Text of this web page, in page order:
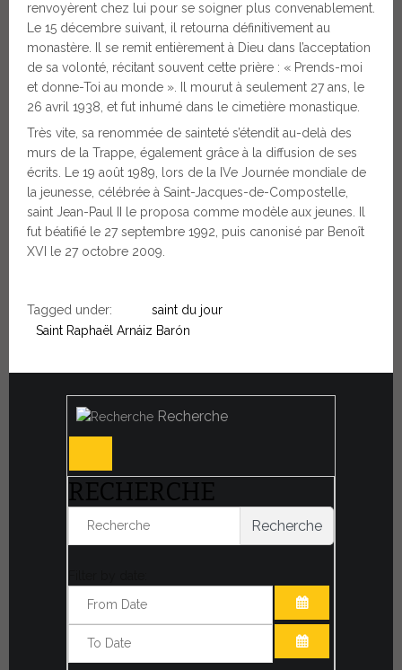
renvoyèrent chez lui pour se soigner plus convenablement.
Le 15 décembre suivant, il retourna définitivement au
monastère. Il se remit entièrement à Dieu dans l’acceptation
de sa volonté, récitant souvent cette prière : « Prends-moi
et donne-Toi au monde ». Il mourut à seulement 27 ans, le
26 avril 1938, et fut inhumé dans le cimetière monastique.
Très vite, sa renommée de sainteté s’étendit au-delà des
murs de la Trappe, également grâce à la diffusion de ses
écrits. Le 19 août 1989, lors de la IVe Journée mondiale de
la jeunesse, célébrée à Saint-Jacques-de-Compostelle,
saint Jean-Paul II le proposa comme modèle aux jeunes. Il
fut béatifié le 27 septembre 1992, puis canonisé par Benoît
XVI le 27 octobre 2009.
Tagged under:
saint du jour
Saint Raphaël Arnáiz Barón
Recherche
RECHERCHE
Recherche
OUVRIR LE